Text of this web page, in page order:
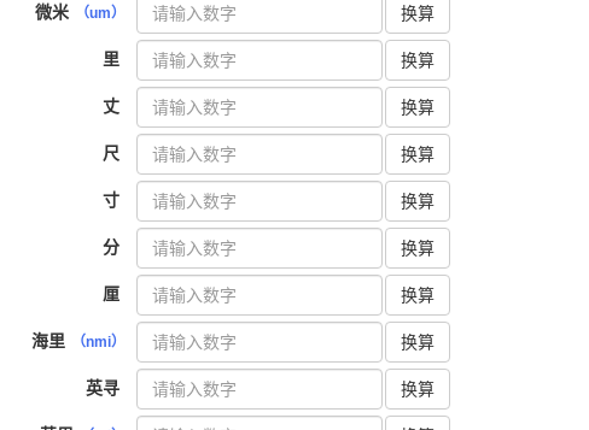
微米 （um） 换算
里 换算
丈 换算
尺 换算
寸 换算
分 换算
厘 换算
海里 （nmi） 换算
英寻 换算